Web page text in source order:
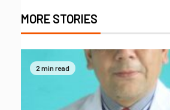
MORE STORIES
2 min read